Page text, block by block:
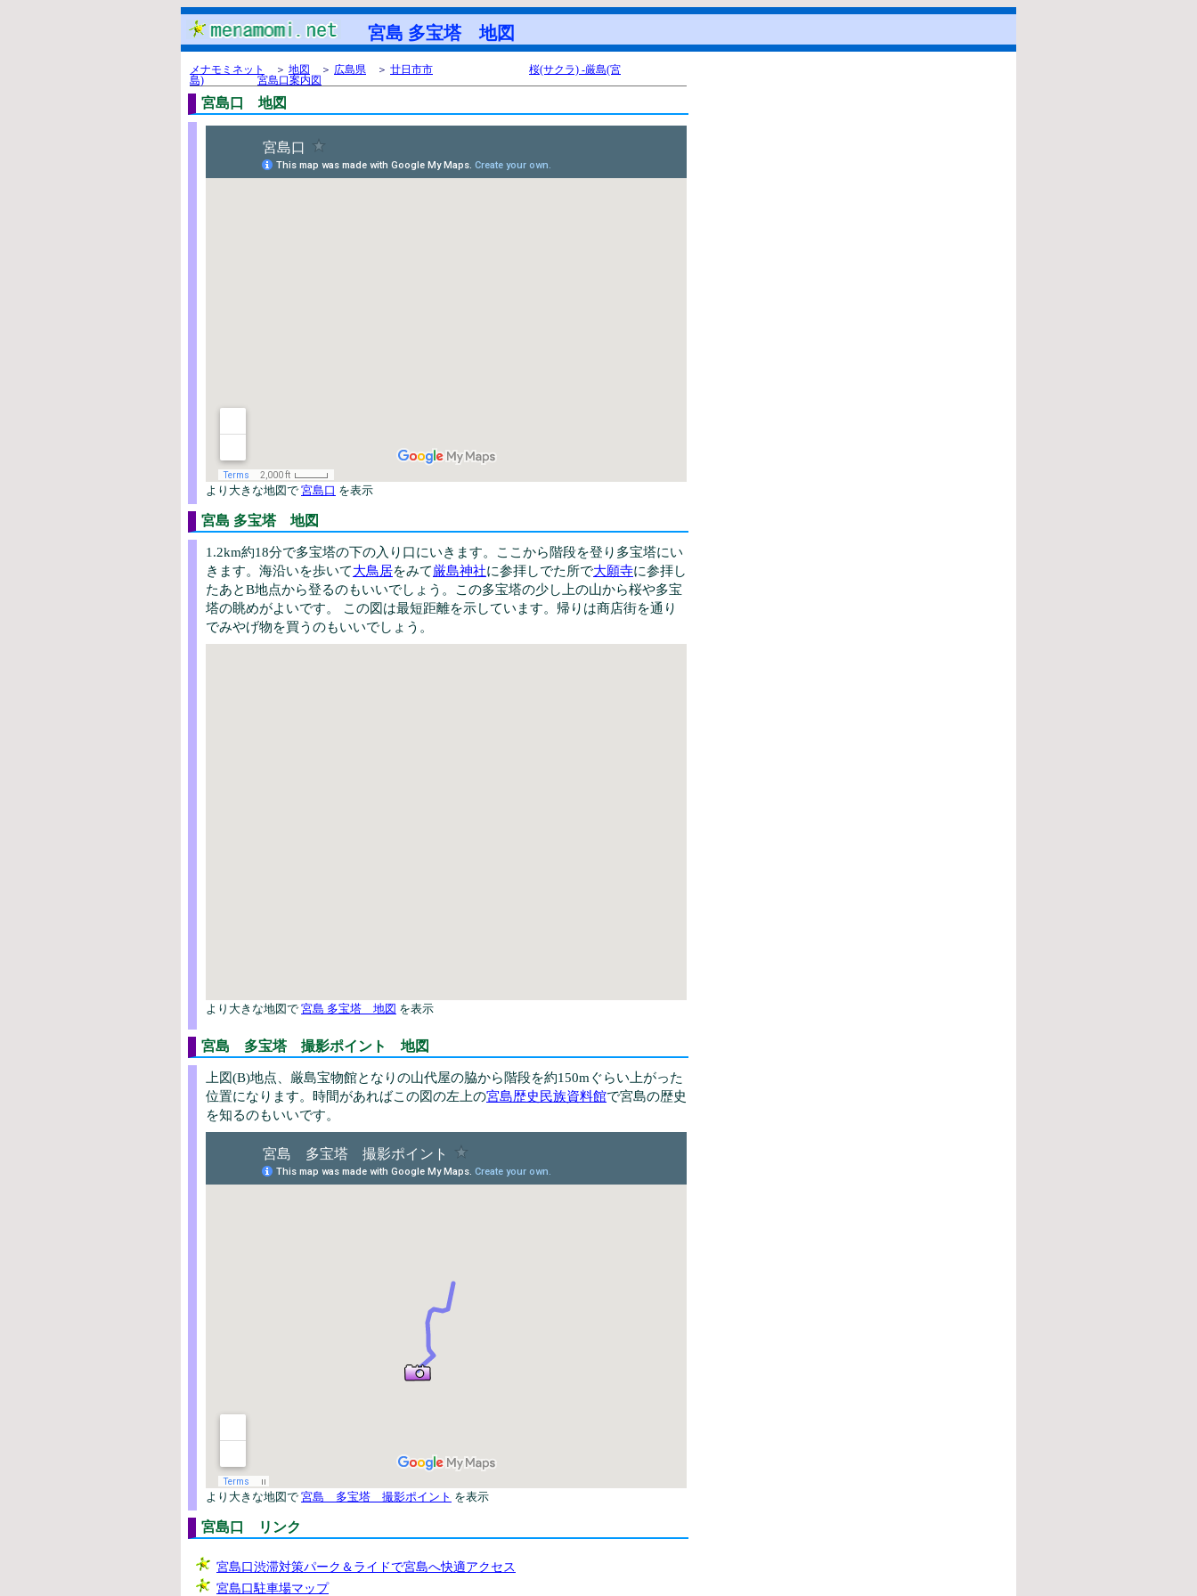
宮島 多宝塔 地図
メナモミネット ＞ 地図 ＞ 広島県 ＞ 廿日市市
桜(サクラ) -厳島(宮
島)
宮島口案内図
宮島口 地図
より大きな地図で 宮島口 を表示
宮島 多宝塔 地図
1.2km約18分で多宝塔の下の入り口にいきます。ここから階段を登り多宝塔にい
きます。海沿いを歩いて大鳥居をみて厳島神社に参拝しでた所で大願寺に参拝し
たあとB地点から登るのもいいでしょう。この多宝塔の少し上の山から桜や多宝
塔の眺めがよいです。 この図は最短距離を示しています。帰りは商店街を通り
でみやげ物を買うのもいいでしょう。
より大きな地図で 宮島 多宝塔 地図 を表示
宮島 多宝塔 撮影ポイント 地図
上図(B)地点、厳島宝物館となりの山代屋の脇から階段を約150mぐらい上がった
位置になります。時間があればこの図の左上の宮島歴史民族資料館で宮島の歴史
を知るのもいいです。
より大きな地図で 宮島 多宝塔 撮影ポイント を表示
宮島口 リンク
宮島口渋滞対策パーク＆ライドで宮島へ快適アクセス
宮島口駐車場マップ